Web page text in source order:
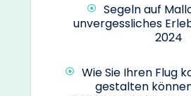
Segeln auf
unvergessliches
2024
Wie Sie Ihren Flug
gestalten